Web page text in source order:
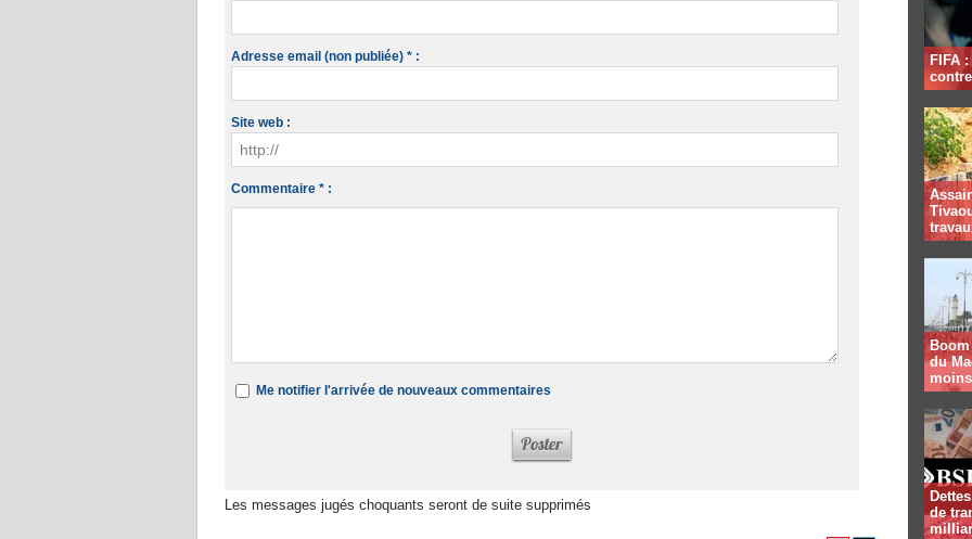
Adresse email (non publiée) * :
Site web :
Commentaire * :
Me notifier l'arrivée de nouveaux commentaires
Les messages jugés choquants seront de suite supprimés
FIFA
du
de